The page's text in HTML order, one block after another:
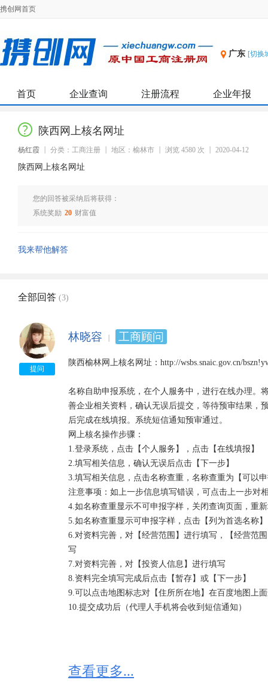
携创网首页
广东 [切换
首页 企业查询 注册流程 企业年报
陕西网上核名网址
杨红霞 分类：工商注册 地区：榆林市 浏览 4580 次 2020-04-12
陕西网上核名网址
您的回答被采纳后将获得：
系统奖励 20 财富值
我来帮他解答
全部回答 (3)
提问
林晓容 工商顾问
陕西榆林网上核名网址：http://wsbs.snaic.gov.cn/
名称自助申报系统，在个人服务中，进行在线办理。
善企业相关资料，确认无误后提交，等待预审结果，
后完成在线填报。系统短信通知预审通过。
网上核名操作步骤：
1.登录系统，点击【个人服务】，点击【在线填报】
2.填写相关信息，确认无误后点击【下一步】
3.填写相关信息，点击名称查重，名称查重为【可以
注意事项：如上一步信息填写错误，可点击上一步对
4.如名称查重显示不可申报字样，关闭查询页面，重
5.如名称查重显示可申报字样，点击【列为首选名称
6.对资料完善，对【经营范围】进行填写，【经营范
写
7.对资料完善，对【投资人信息】进行填写
8.资料完全填写完成后点击【暂存】或【下一步】
9.可以点击地图标志对【住所所在地】在百度地图上
10.提交成功后（代理人手机将会收到短信通知）
查看更多...